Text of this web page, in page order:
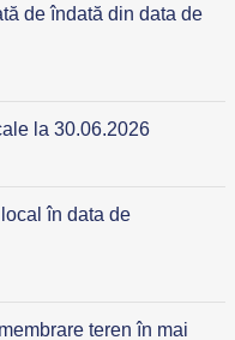
de îndată din data de
la 30.06.2026
în data de
teren în mai